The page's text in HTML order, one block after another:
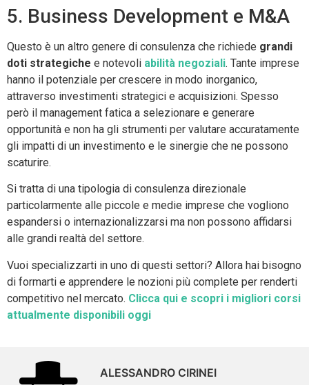
5. Business Development e M&A
Questo è un altro genere di consulenza che richiede grandi
doti strategiche e notevoli abilità negoziali. Tante imprese
hanno il potenziale per crescere in modo inorganico,
attraverso investimenti strategici e acquisizioni. Spesso
però il management fatica a selezionare e generare
opportunità e non ha gli strumenti per valutare accuratamente
gli impatti di un investimento e le sinergie che ne possono
scaturire.
Si tratta di una tipologia di consulenza direzionale
particolarmente alle piccole e medie imprese che vogliono
espandersi o internazionalizzarsi ma non possono affidarsi
alle grandi realtà del settore.
Vuoi specializzarti in uno di questi settori? Allora hai bisogno
di formarti e apprendere le nozioni più complete per renderti
competitivo nel mercato. Clicca qui e scopri i migliori corsi
attualmente disponibili oggi
ALESSANDRO CIRINEI